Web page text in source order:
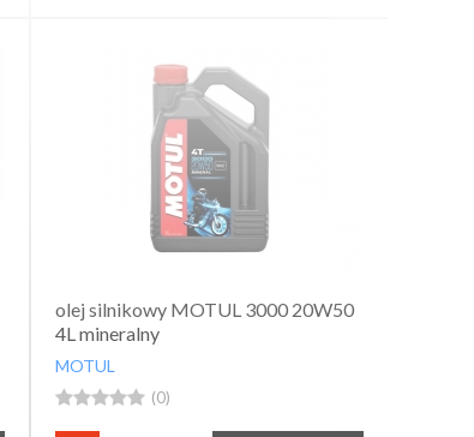
olej silnikowy MOTUL 3000 20W50
4L mineralny
MOTUL
 (0)